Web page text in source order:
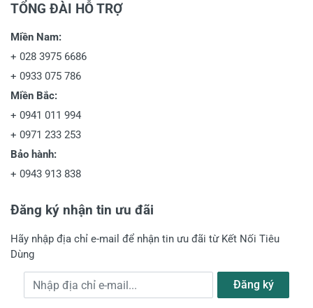
TỔNG ĐÀI HỖ TRỢ
Miền Nam:
+ 028 3975 6686
+ 0933 075 786
Miền Bắc:
+ 0941 011 994
+ 0971 233 253
Bảo hành:
+ 0943 913 838
Đăng ký nhận tin ưu đãi
Hãy nhập địa chỉ e-mail để nhận tin ưu đãi từ Kết Nối Tiêu
Dùng
Địa chỉ e-mail Đăng ký